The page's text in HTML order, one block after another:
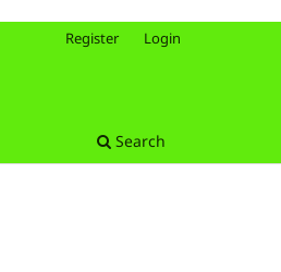
Search
Register Login